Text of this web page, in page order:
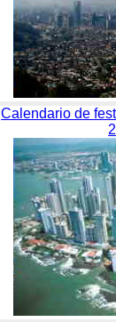
Calendario de